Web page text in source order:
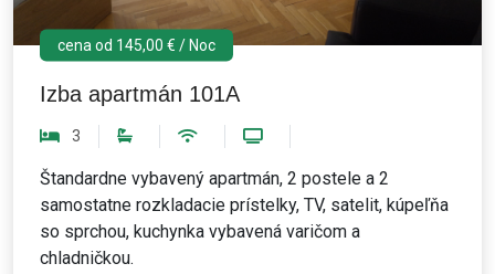
cena od 145,00 € / Noc
Izba apartmán 101A
3
Štandardne vybavený apartmán, 2 postele a 2
samostatne rozkladacie prístelky, TV, satelit, kúpeľňa
so sprchou, kuchynka vybavená varičom a
chladničkou.